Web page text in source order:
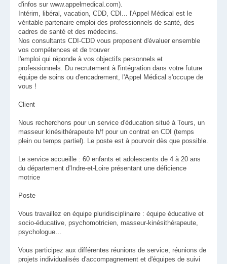
d'infos sur www.appelmedical.com).
Intérim, libéral, vacation, CDD, CDI... l'Appel Médical est le
véritable partenaire emploi des professionnels de santé, des
cadres de santé et des médecins.
Nos consultants CDI-CDD vous proposent d'évaluer ensemble
vos compétences et de trouver
l'emploi qui réponde à vos objectifs personnels et
professionnels. Du recrutement à l'intégration dans votre future
équipe de soins ou d'encadrement, l'Appel Médical s'occupe de
vous !
Client
Nous recherchons pour un service d'éducation situé à Tours, un
masseur kinésithérapeute h/f pour un contrat en CDI (temps
plein ou temps partiel). Le poste est à pourvoir dès que possible.
Le service accueille : 60 enfants et adolescents de 4 à 20 ans
du département d'Indre-et-Loire présentant une déficience
motrice
Poste
Vous travaillez en équipe pluridisciplinaire : équipe éducative et
socio-éducative, psychomotricien, masseur-kinésithérapeute,
psychologue…
Vous participez aux différentes réunions de service, réunions de
projets individualisés d'accompagnement et d'équipes de suivi